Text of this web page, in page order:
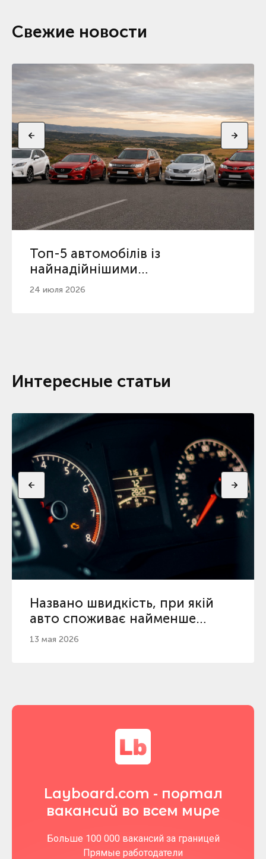
Свежие новости
Топ-5 автомобілів із
найнадійнішими
автоматичними коробками
24 июля 2026
Интересные статьи
Названо швидкість, при якій
авто споживає найменше
бензину та дизеля
13 мая 2026
Layboard.com - портал
вакансий во всем мире
Больше 100 000 вакансий за границей
Прямые работодатели